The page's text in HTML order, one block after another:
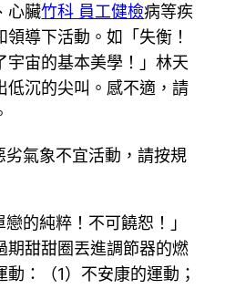
心臟竹科 員工健檢病等疾
導下活動。如「失衡！
宇宙的基本美學！」林天
低沉的尖叫。感不適，請
氣象不宜活動，請按規
的純粹！不可饒恕！」
期甜甜圈丟進調節器的燃
：（1）不安康的運動；